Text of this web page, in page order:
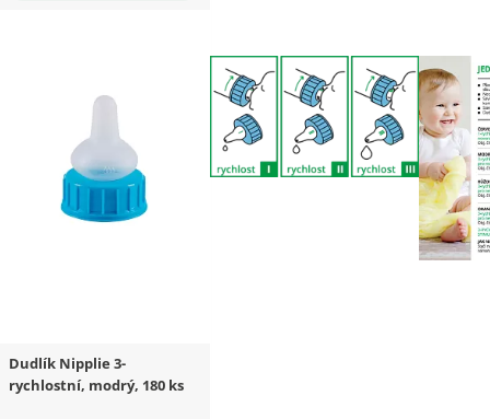
Dudlík Nipplie 3-
rychlostní, modrý, 180 ks